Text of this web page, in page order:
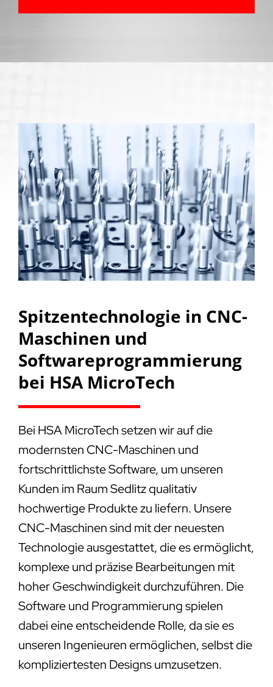
Spitzentechnologie in CNC-
Maschinen und
Softwareprogrammierung
bei HSA MicroTech
Bei HSA MicroTech setzen wir auf die
modernsten CNC-Maschinen und
fortschrittlichste Software, um unseren
Kunden im Raum Sedlitz qualitativ
hochwertige Produkte zu liefern. Unsere
CNC-Maschinen sind mit der neuesten
Technologie ausgestattet, die es ermöglicht,
komplexe und präzise Bearbeitungen mit
hoher Geschwindigkeit durchzuführen. Die
Software und Programmierung spielen
dabei eine entscheidende Rolle, da sie es
unseren Ingenieuren ermöglichen, selbst die
kompliziertesten Designs umzusetzen.